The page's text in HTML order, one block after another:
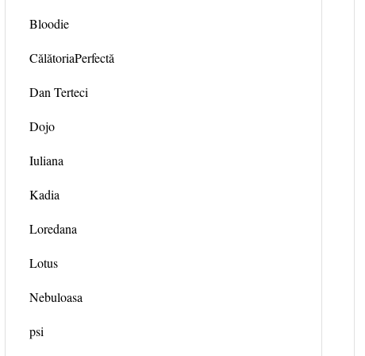
Bloodie
CălătoriaPerfectă
Dan Terteci
Dojo
Iuliana
Kadia
Loredana
Lotus
Nebuloasa
psi